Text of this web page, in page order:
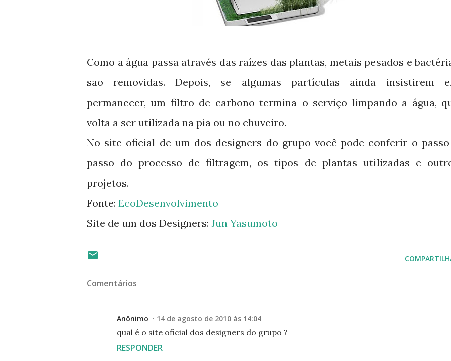
Como a água passa através das raízes das plantas, metais pesados e
são removidas. Depois, se algumas partículas ainda insistirem
permanecer, um filtro de carbono termina o serviço limpando a água,
volta a ser utilizada na pia ou no chuveiro.
No site oficial de um dos designers do grupo você pode conferir o
passo do processo de filtragem, os tipos de plantas utilizadas e
projetos.
Fonte: EcoDesenvolvimento
Site de um dos Designers: Jun Yasumoto
Comentários
Anônimo 14 de agosto de 2010 às 14:04
qual é o site oficial dos designers do grupo ?
RESPONDER